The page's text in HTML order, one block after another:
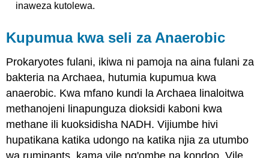
inaweza kutolewa.
Kupumua kwa seli za Anaerobic
Prokaryotes fulani, ikiwa ni pamoja na aina fulani za
bakteria na Archaea, hutumia kupumua kwa
anaerobic. Kwa mfano kundi la Archaea linaloitwa
methanojeni linapunguza dioksidi kaboni kwa
methane ili kuoksidisha NADH. Vijiumbe hivi
hupatikana katika udongo na katika njia za utumbo
wa ruminants, kama vile ng'ombe na kondoo. Vile